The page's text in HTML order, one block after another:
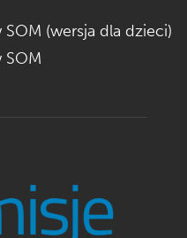
(wersja dla dzieci)